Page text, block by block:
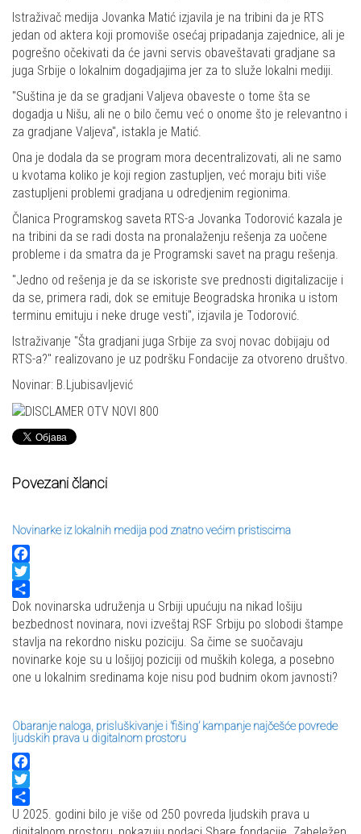
Istraživač medija Jovanka Matić izjavila je na tribini da je RTS
jedan od aktera koji promoviše osećaj pripadanja zajednice, ali je
pogrešno očekivati da će javni servis obaveštavati gradjane sa
juga Srbije o lokalnim dogadjajima jer za to služe lokalni mediji.
"Suština je da se gradjani Valjeva obaveste o tome šta se
dogadja u Nišu, ali ne o bilo čemu već o onome što je relevantno i
za gradjane Valjeva", istakla je Matić.
Ona je dodala da se program mora decentralizovati, ali ne samo
u kvotama koliko je koji region zastupljen, već moraju biti više
zastupljeni problemi gradjana u odredjenim regionima.
Članica Programskog saveta RTS-a Jovanka Todorović kazala je
na tribini da se radi dosta na pronalaženju rešenja za uočene
probleme i da smatra da je Programski savet na pragu rešenja.
"Jedno od rešenja je da se iskoriste sve prednosti digitalizacije i
da se, primera radi, dok se emituje Beogradska hronika u istom
terminu emituju i neke druge vesti", izjavila je Todorović.
Istraživanje "Šta gradjani juga Srbije za svoj novac dobijaju od
RTS-a?" realizovano je uz podršku Fondacije za otvoreno društvo.
Novinar: B.Ljubisavljević
Povezani članci
Novinarke iz lokalnih medija pod znatno većim pristiscima
Facebook
Twitter
Share
Dok novinarska udruženja u Srbiji upućuju na nikad lošiju
bezbednost novinara, novi izveštaj RSF Srbiju po slobodi štampe
stavlja na rekordno nisku poziciju. Sa čime se suočavaju
novinarke koje su u lošijoj poziciji od muških kolega, a posebno
one u lokalnim sredinama koje nisu pod budnim okom javnosti?
Obaranje naloga, prisluškivanje i ’fišing’ kampanje najčešće povrede
ljudskih prava u digitalnom prostoru
Facebook
Twitter
Share
U 2025. godini bilo je više od 250 povreda ljudskih prava u